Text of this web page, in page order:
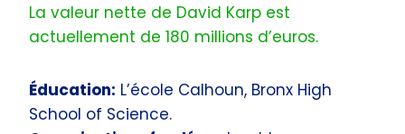
La valeur nette de David Karp est
actuellement de 180 millions d’euros.
Éducation: L’école Calhoun, Bronx High
School of Science.